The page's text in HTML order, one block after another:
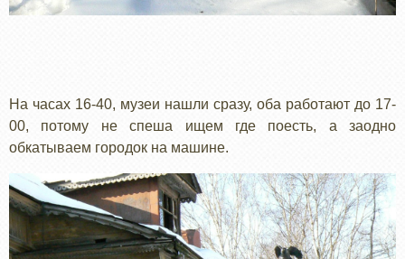
На часах 16-40, музеи нашли сразу, оба работают до 17-
00, потому не спеша ищем где поесть, а заодно
обкатываем городок на машине.